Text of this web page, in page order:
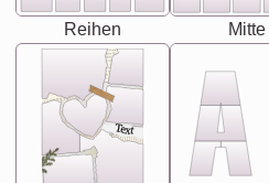
Reihen Mitte
Text